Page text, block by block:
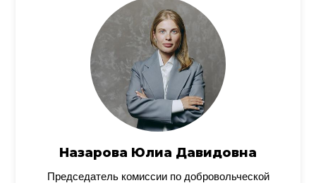
Назарова Юлиа Давидовна
Председатель комиссии по добровольческой